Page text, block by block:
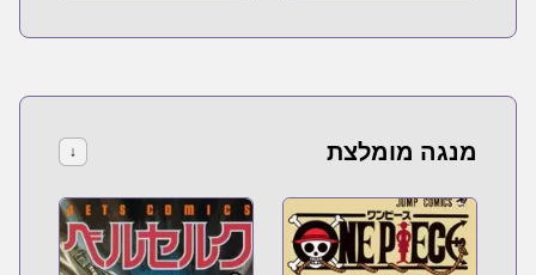
מנגה מומלצת ↓